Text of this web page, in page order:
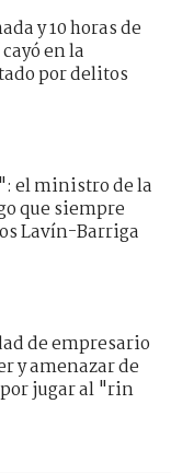
y 10 horas de
en la
por delitos
el ministro de la
que siempre
Lavín-Barriga
de empresario
y amenazar de
jugar al "rin